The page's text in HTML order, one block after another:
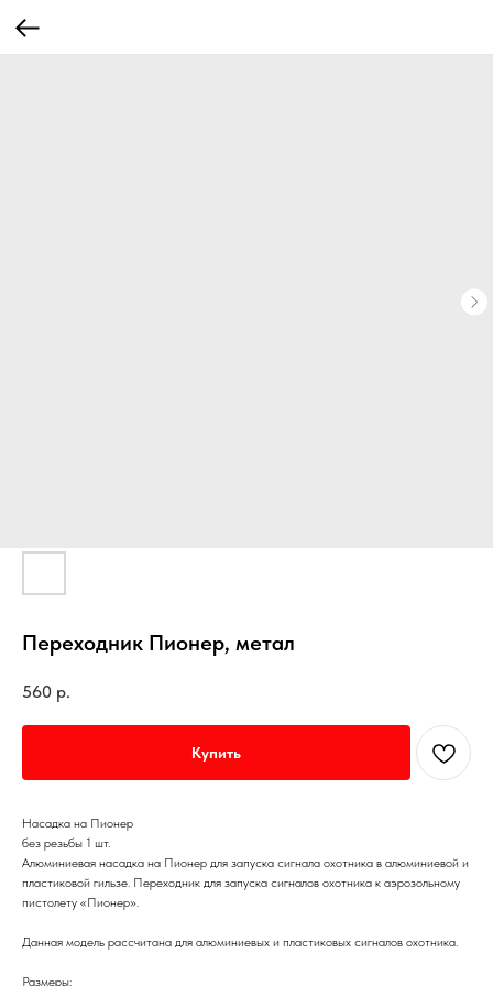
Переходник Пионер, метал
560 р.
Купить
Насадка на Пионер
без резьбы 1 шт.
Алюминиевая насадка на Пионер для запуска сигнала охотника в алюминиевой и
пластиковой гильзе. Переходник для запуска сигналов охотника к аэрозольному
пистолету «Пионер».
Данная модель рассчитана для алюминиевых и пластиковых сигналов охотника.
Размеры: